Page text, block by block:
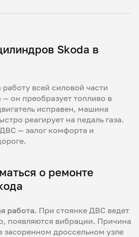
Skoda в
всей силовой части
он преобразует топливо в
исправен, машина
реагирует на педаль газа.
— залог комфорта и
о ремонте
работа. При стоянке ДВС ведет
появляются вибрации. Причина
засоренном дроссельном узле